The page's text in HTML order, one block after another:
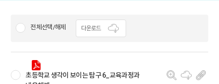
전체선택/해제 다운로드
초등학교 생각이 보이는 탐구 6_교육과정과